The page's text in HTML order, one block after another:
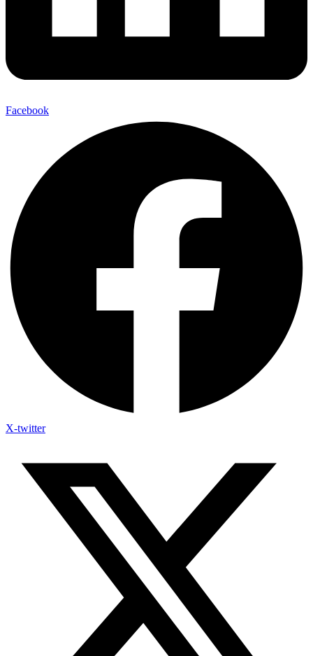
Facebook
X-twitter